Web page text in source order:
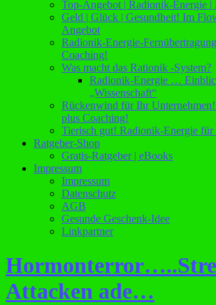
Top-Angebot | Radionik-Energie
Geld | Glück | Gesundheit! Im
Angebot
Radionik-Energie-
Coaching!
Was macht das Rationik -System?
Radionik-Energie …
„Wissenschaft“
Rückenwind für Ihr
plus Coaching!
Tierisch gut! Radionik-Energie für
Ratgeber-Shop
Gratis-Ratgeber | eBooks
Impressum
Impressum
Datenschutz
AGB
Gesunde Geschenk-Idee
Linkpartner
Attacken ade…